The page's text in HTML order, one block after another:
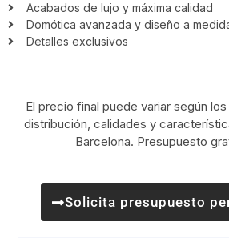
Acabados de lujo y máxima calidad
Domótica avanzada y diseño a
Detalles exclusivos
El precio final puede variar según
distribución, calidades y
Barcelona. Presupuesto
Solicita presupuesto